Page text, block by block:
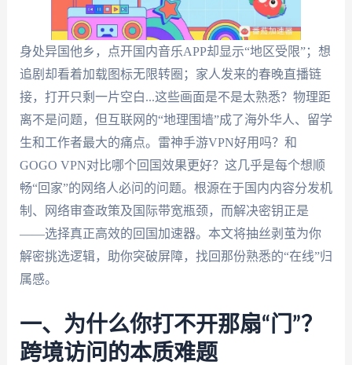
身处异国他乡，点开国内音乐APP却显示“地区受限”；想
追剧却看着加载图标无限转圈；家人发来的春晚直播链
接，打开只剩一片空白...这些画面是不是太熟悉？物理距
离不是问题，但互联网的“地理围墙”成了海外华人、留学
生和工作者最大的痛点。雷神手游VPN好用吗？和
GOGO VPN对比哪个回国效果更好？这几乎是每个想顺
畅“回家”的网络人必问的问题。根源在于国内内容分发机
制、网络审查政策及国际带宽瓶颈，而解决密钥正是
——选择真正高效的回国加速器。本文将抽丝剥茧为你
解密挑选逻辑，助你突破屏障，找回那份熟悉的“在线”归
属感。
一、为什么你打不开那扇“门”？
跨境访问的本质难题